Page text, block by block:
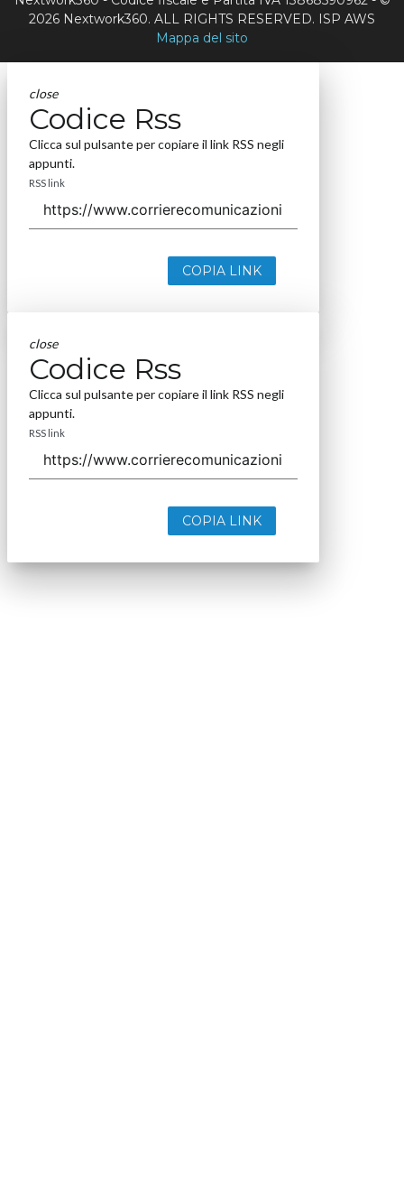
2026 Nextwork360. ALL RIGHTS RESERVED. ISP AWS
Mappa del sito
close
Codice Rss
Clicca sul pulsante per copiare il link RSS negli
appunti.
RSS link
COPIA LINK
close
Codice Rss
Clicca sul pulsante per copiare il link RSS negli
appunti.
RSS link
COPIA LINK